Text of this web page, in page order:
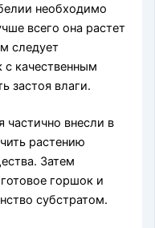
необходимо
всего она растет
следует
качественным
застоя влаги.
частично внесли в
растению
Затем
горшок и
субстратом.